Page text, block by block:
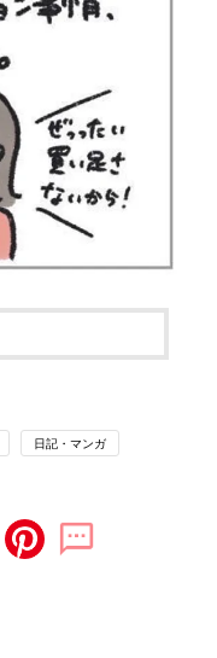
日記・マンガ